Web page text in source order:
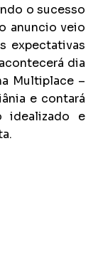
o sucesso
anuncio veio
expectativas
Multiplace –
e contará
idealizado e